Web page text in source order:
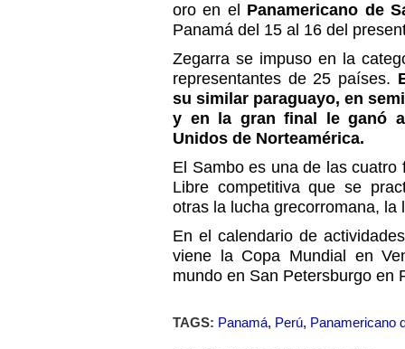
oro en el Panamericano de
Panamá del 15 al 16 del
Zegarra se impuso en la
representantes de 25 países.
su similar paraguayo, en
y en la gran final le ganó
Unidos de Norteamérica.
El Sambo es una de las
Libre competitiva que se
otras la lucha grecorromana, la
En el calendario de
viene la Copa Mundial en
mundo en San Petersburgo en
TAGS: Panamá, Perú, Panamericano